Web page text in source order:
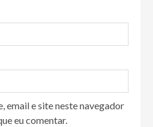
email e site neste navegador
eu comentar.